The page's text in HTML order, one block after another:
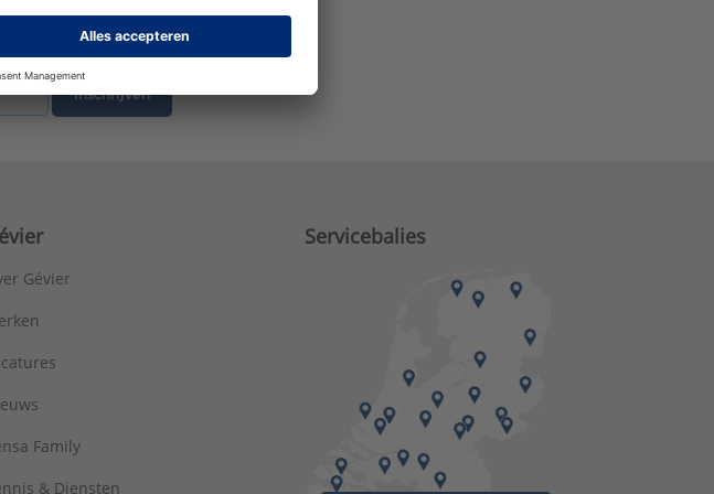
acties en andere interessante zaken?
Inschrijven
Gévier
Family
& Diensten
Servicebalies